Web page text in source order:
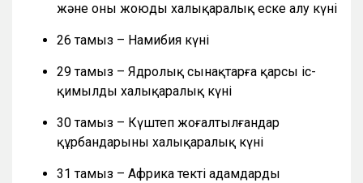
және оны жоюды халықаралық еске алу күні
26 тамыз – Намибия күні
29 тамыз – Ядролық сынақтарға қарсы іс-
қимылдың халықаралық күні
30 тамыз – Күштеп жоғалтылғандар
құрбандарының халықаралық күні
31 тамыз – Африка текті адамдардың